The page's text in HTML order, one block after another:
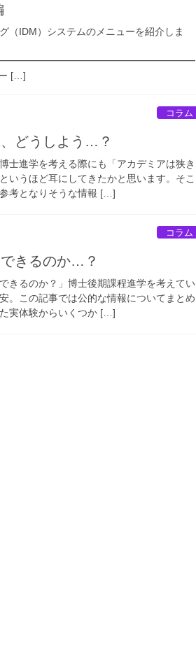
（IDM）システムのメニューを紹介しま
[…]
コラム
、どうしよう…？
士進学を考える際にも「アカデミアは狭き
いうほど耳にしてきたかと思います。そこ
考となりそうな情報 […]
コラム
できるのか…？
きるのか？」博士後期課程進学を考えてい
。この記事では公的な情報についてまとめ
実体験からいくつか […]